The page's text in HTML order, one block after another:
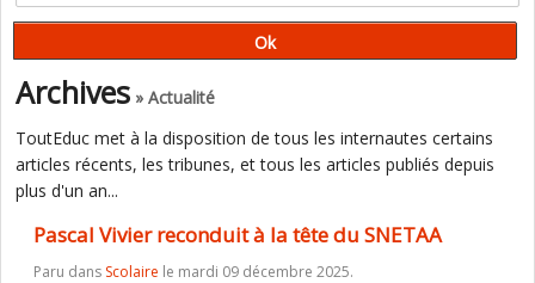
Archives » Actualité
ToutEduc met à la disposition de tous les internautes certains
articles récents, les tribunes, et tous les articles publiés depuis
plus d'un an...
Pascal Vivier reconduit à la tête du SNETAA
Paru dans Scolaire le mardi 09 décembre 2025.